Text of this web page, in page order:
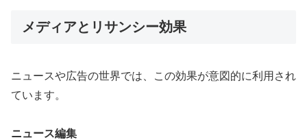
メディアとリサンシー効果
ニュースや広告の世界では、この効果が意図的に利用され
ています。
ニュース編集